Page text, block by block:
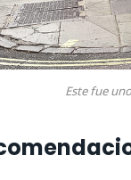
Este fue